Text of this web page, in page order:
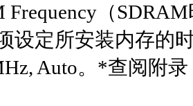
（SDRAM
定所安装内存的时
Auto。*查阅附